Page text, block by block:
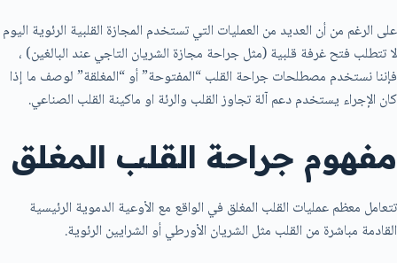
على الرغم من أن العديد من العمليات التي تستخدم المجازة القلبية الرئوية اليوم
لا تتطلب فتح غرفة قلبية (مثل جراحة مجازة الشريان التاجي عند البالغين) ،
فإننا نستخدم مصطلحات جراحة القلب “المفتوحة” أو “المغلقة” لوصف ما إذا
كان الإجراء يستخدم دعم آلة تجاوز القلب والرئة او ماكينة القلب الصناعي.
مفهوم جراحة القلب المغلق
تتعامل معظم عمليات القلب المغلق في الواقع مع الأوعية الدموية الرئيسية
القادمة مباشرة من القلب مثل الشريان الأورطي أو الشرايين الرئوية.